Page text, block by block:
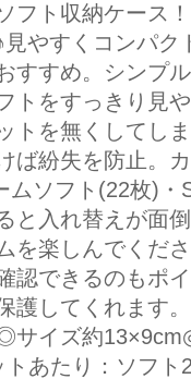
フト収納ケース
やすくコンパ
すすめ。シンプ
トをすっきり見
トを無くしてし
ば紛失を防止。
ムソフト(22枚)
と入れ替えが面
を楽しんでくだ
認できるのもポ
護してくれます
サイズ約
あたり：ソフト